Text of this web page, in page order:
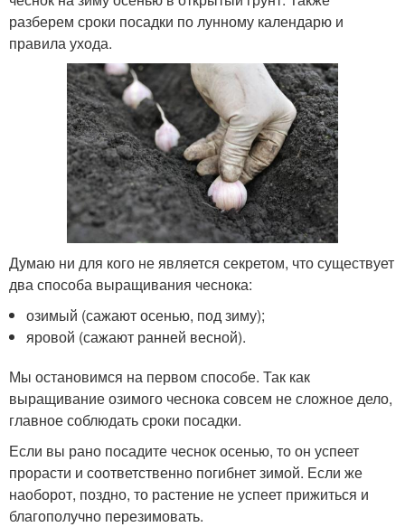
разберем сроки посадки по лунному календарю и
правила ухода.
Думаю ни для кого не является секретом, что существует
два способа выращивания чеснока:
озимый (сажают осенью, под зиму);
яровой (сажают ранней весной).
Мы остановимся на первом способе. Так как
выращивание озимого чеснока совсем не сложное дело,
главное соблюдать сроки посадки.
Если вы рано посадите чеснок осенью, то он успеет
прорасти и соответственно погибнет зимой. Если же
наоборот, поздно, то растение не успеет прижиться и
благополучно перезимовать.